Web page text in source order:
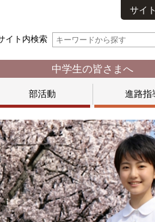
サイ
イト内検索
中学生の皆さまへ
部活動 進路指